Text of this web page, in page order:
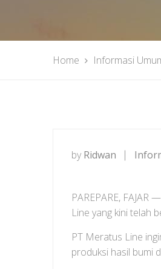
Home Informasi
by Ridwan
PAREPARE,
Line yang kini telah
PT Meratus Line
produksi hasil bumi